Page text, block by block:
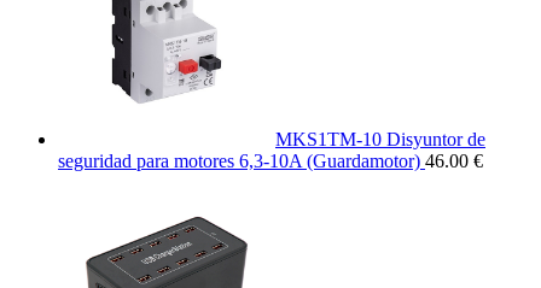
MKS1TM-10 Disyuntor de
seguridad para motores 6,3-10A (Guardamotor) 46.00 €